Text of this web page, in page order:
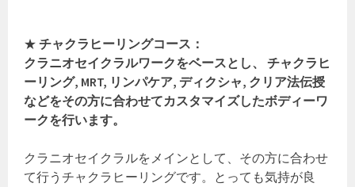
★チャクラヒーリングコース：
クラニオセイクラルワークをベースとし、 チャクラヒ
ーリング, MRT, リンパケア, ディクシャ, クリア法伝授
などをその方に合わせてカスタマイズしたボディーワ
ークを行います。
クラニオセイクラルをメインとして、その方に合わせ
て行うチャクラヒーリングです。とっても気持が良